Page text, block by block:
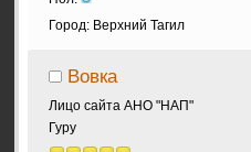
Город: Верхний Тагил
Вовка
Лицо сайта АНО "НАП"
Гуру